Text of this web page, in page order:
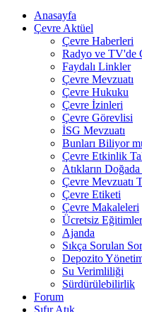
Anasayfa
Çevre Aktüel
Çevre Haberleri
Radyo ve TV'de
Faydalı Linkler
Çevre Mevzuatı
Çevre Hukuku
Çevre İzinleri
Çevre Görevlisi
İSG Mevzuatı
Bunları Biliyor
Çevre Etkinlik
Atıkların
Çevre Mevzuatı
Çevre Etiketi
Çevre Makaleleri
Ücretsiz Eğitimler
Ajanda
Sıkça Sorulan
Depozito
Su Verimliliği
Sürdürülebilirlik
Forum